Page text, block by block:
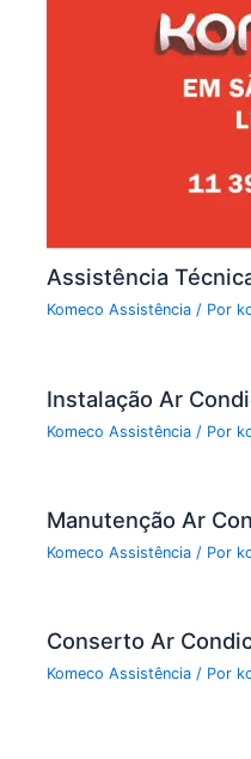
Assistência
Komeco Assistência / Por
Instalação Ar
Komeco Assistência / Por
Manutenção Ar
Komeco Assistência / Por
Conserto Ar
Komeco Assistência / Por